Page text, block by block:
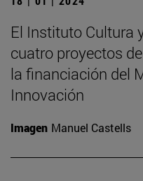
El Instituto Cultura
cuatro proyectos
la financiación del
Innovación
Imagen Manuel Castells